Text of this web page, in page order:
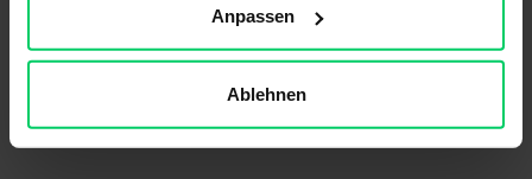
Anpassen
Ablehnen